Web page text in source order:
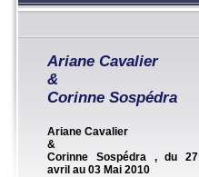
Ariane Cavalier
&
Corinne Sospédra
Ariane Cavalier
&
Corinne Sospédra , du 27
avril au 03 Mai 2010